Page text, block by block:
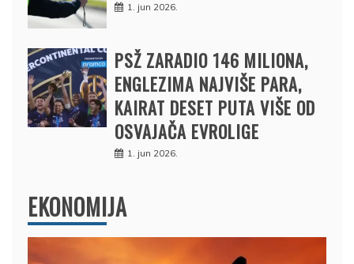
1. jun 2026.
PSŽ ZARADIO 146 MILIONA,
ENGLEZIMA NAJVIŠE PARA,
KAIRAT DESET PUTA VIŠE OD
OSVAJAČA EVROLIGE
1. jun 2026.
EKONOMIJA